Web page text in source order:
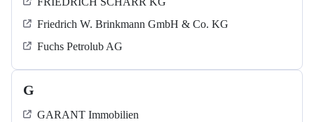
Friedrich W. Brinkmann GmbH & Co. KG
Fuchs Petrolub AG
G
GARANT Immobilien